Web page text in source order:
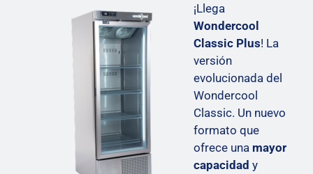
¡Llega
Wondercool
Classic Plus! La
versión
evolucionada del
Wondercool
Classic. Un nuevo
formato que
ofrece una mayor
capacidad y